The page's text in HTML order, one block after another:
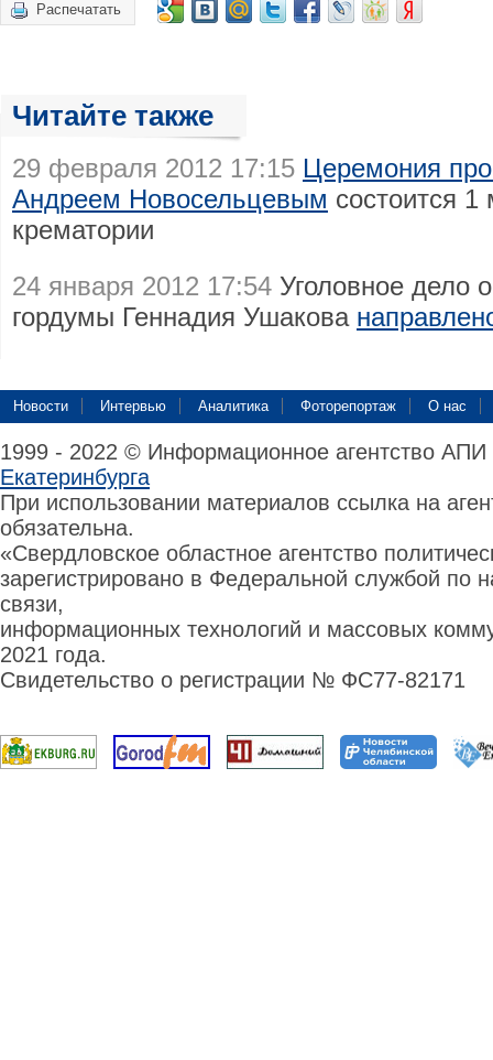
Распечатать
Читайте также
29 февраля 2012 17:15 Церемония
Андреем Новосельцевым состоится 1
крематории
24 января 2012 17:54 Уголовное дело
гордумы Геннадия Ушакова
Новости Интервью Аналитика Фоторепортаж О нас
1999 - 2022 © Информационное агентство
Екатеринбурга
При использовании материалов ссылка на
обязательна.
«Свердловское областное агентство
зарегистрировано в Федеральной службой по
связи,
информационных технологий и массовых
2021 года.
Свидетельство о регистрации № ФС77-82171